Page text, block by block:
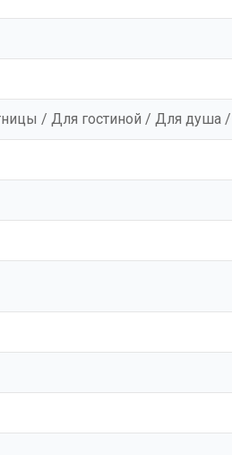
/ Для гостиной / Для душа